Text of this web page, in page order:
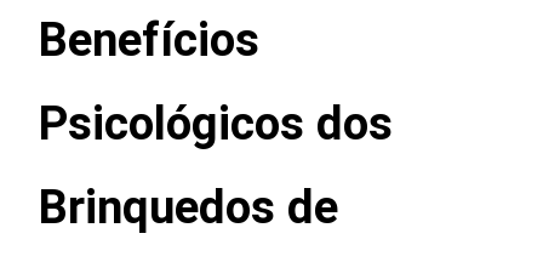
Benefícios
Psicológicos dos
Brinquedos de